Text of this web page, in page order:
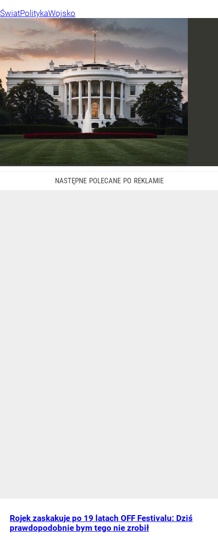
ŚwiatPolitykaWojsko
Rojek zaskakuje po 19 latach OFF Festivalu: Dziś
prawdopodobnie bym tego nie zrobił